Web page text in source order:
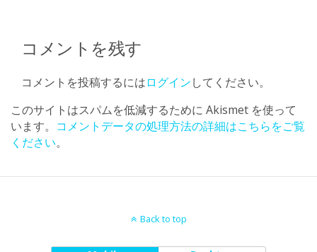
コメントを残す
コメントを投稿するにはログインしてください。
このサイトはスパムを低減するために Akismet を使って
います。 コメントデータの処理方法の詳細はこちらをご覧
ください。
Back to top